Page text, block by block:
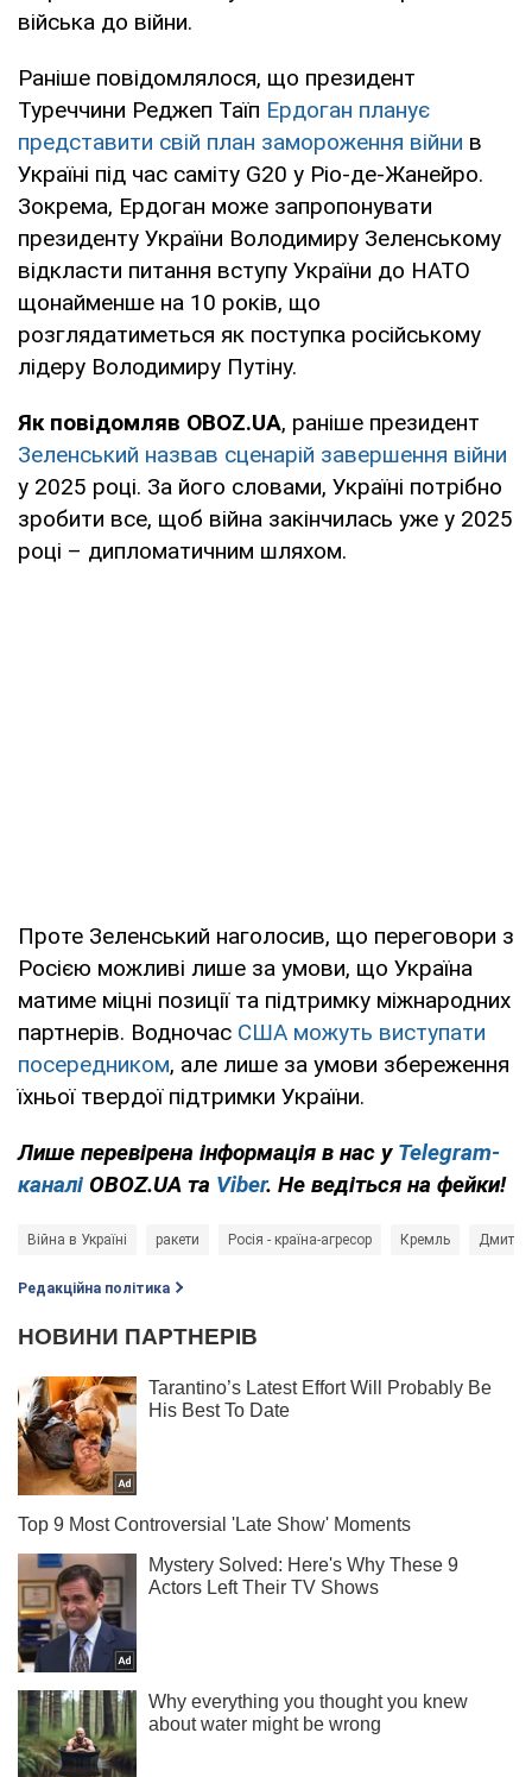
війська до війни.
Раніше повідомлялося, що президент
Туреччини Реджеп Таїп Ердоган планує
представити свій план замороження війни в
Україні під час саміту G20 у Ріо-де-Жанейро.
Зокрема, Ердоган може запропонувати
президенту України Володимиру Зеленському
відкласти питання вступу України до НАТО
щонайменше на 10 років, що
розглядатиметься як поступка російському
лідеру Володимиру Путіну.
Як повідомляв OBOZ.UA, раніше президент
Зеленський назвав сценарій завершення війни
у 2025 році. За його словами, Україні потрібно
зробити все, щоб війна закінчилась уже у 2025
році – дипломатичним шляхом.
Проте Зеленський наголосив, що переговори з
Росією можливі лише за умови, що Україна
матиме міцні позиції та підтримку міжнародних
партнерів. Водночас США можуть виступати
посередником, але лише за умови збереження
їхньої твердої підтримки України.
Лише перевірена інформація в нас у Telegram-
каналі OBOZ.UA та Viber. Не ведіться на фейки!
Війна в Україні ракети Росія - країна-агресор Кремль
Редакційна політика